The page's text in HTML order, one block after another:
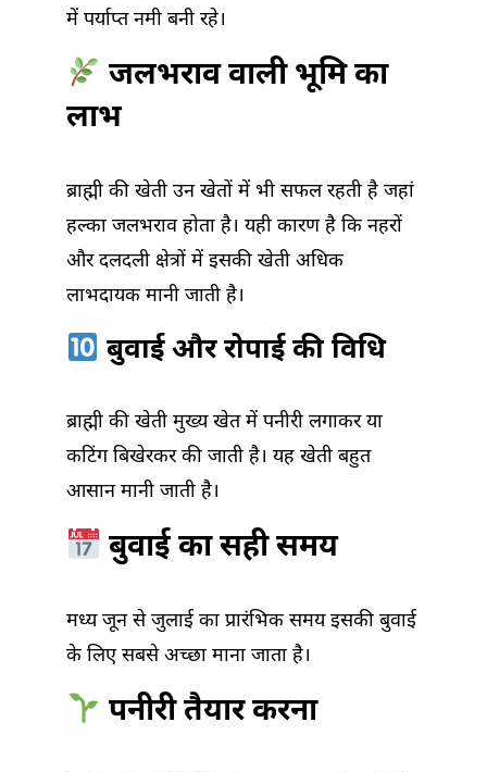
में पर्याप्त नमी बनी रहे।
जलभराव वाली भूमि का
लाभ
ब्राह्मी की खेती उन खेतों में भी सफल रहती है जहां
हल्का जलभराव होता है। यही कारण है कि नहरों
और दलदली क्षेत्रों में इसकी खेती अधिक
लाभदायक मानी जाती है।
बुवाई और रोपाई की विधि
ब्राह्मी की खेती मुख्य खेत में पनीरी लगाकर या
कटिंग बिखेरकर की जाती है। यह खेती बहुत
आसान मानी जाती है।
बुवाई का सही समय
मध्य जून से जुलाई का प्रारंभिक समय इसकी बुवाई
के लिए सबसे अच्छा माना जाता है।
पनीरी तैयार करना